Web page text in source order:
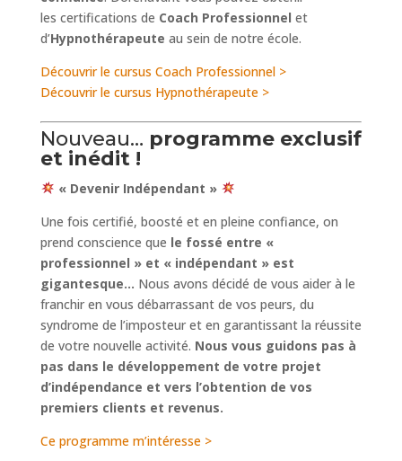
les certifications de Coach Professionnel et
d’Hypnothérapeute au sein de notre école.
Découvrir le cursus Coach Professionnel >
Découvrir le cursus Hypnothérapeute >
Nouveau… programme exclusif
et inédit !
« Devenir Indépendant »
Une fois certifié, boosté et en pleine confiance, on
prend conscience que le fossé entre «
professionnel » et « indépendant » est
gigantesque… Nous avons décidé de vous aider à le
franchir en vous débarrassant de vos peurs, du
syndrome de l’imposteur et en garantissant la réussite
de votre nouvelle activité. Nous vous guidons pas à
pas dans le développement de votre projet
d’indépendance et vers l’obtention de vos
premiers clients et revenus.
Ce programme m’intéresse >